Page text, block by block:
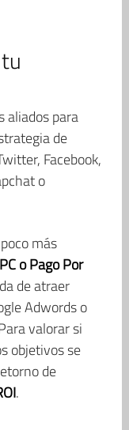
aliados para
de
Facebook,
o
más
o Pago Por
de atraer
Adwords o
valorar si
objetivos se
de
.